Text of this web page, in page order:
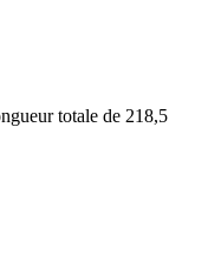
totale de 218,5